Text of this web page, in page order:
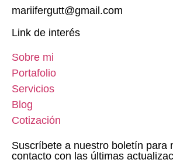
mariifergutt@gmail.com
Link de interés
Sobre mi
Portafolio
Servicios
Blog
Cotización
Suscríbete a nuestro boletín para
contacto con las últimas